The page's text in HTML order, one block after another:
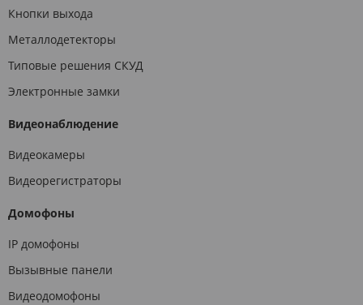
Кнопки выхода
Металлодетекторы
Типовые решения СКУД
Электронные замки
Видеонаблюдение
Видеокамеры
Видеорегистраторы
Домофоны
IP домофоны
Вызывные панели
Видеодомофоны